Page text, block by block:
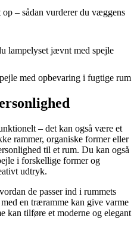
– sådan vurderer du væggens
lampelyset jævnt med spejle
med opbevaring i fugtige rum
– det kan også være et
rammer, organiske former eller
til et rum. Du kan også
i forskellige former og
udtryk.
de passer ind i rummets
en træramme kan give varme
kan tilføre et moderne og elegant